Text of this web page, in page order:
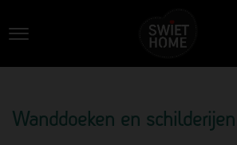
Wanddoeken en schilderijen